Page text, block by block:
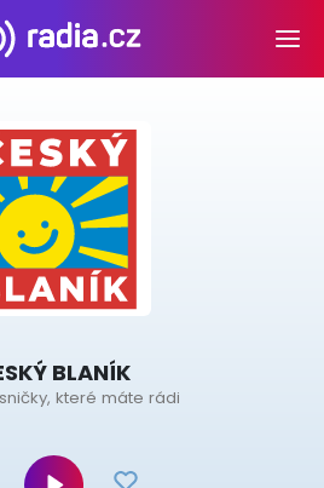
BLANÍK
které máte rádi